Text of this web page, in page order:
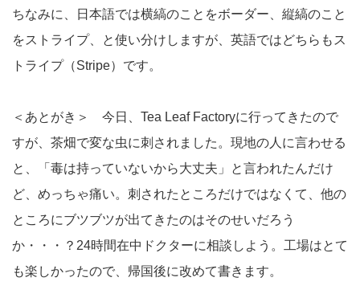
ちなみに、日本語では横縞のことをボーダー、縦縞のこと
をストライプ、と使い分けしますが、英語ではどちらもス
トライプ（Stripe）です。
＜あとがき＞ 今日、Tea Leaf Factoryに行ってきたので
すが、茶畑で変な虫に刺されました。現地の人に言わせる
と、「毒は持っていないから大丈夫」と言われたんだけ
ど、めっちゃ痛い。刺されたところだけではなくて、他の
ところにブツブツが出てきたのはそのせいだろう
か・・・？24時間在中ドクターに相談しよう。工場はとて
も楽しかったので、帰国後に改めて書きます。